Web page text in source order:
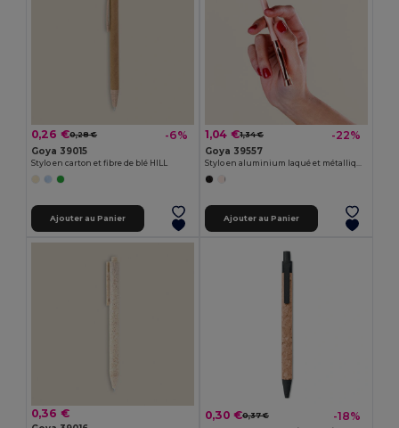
0,26 €0,28 € -6%
Goya 39015
Stylo en carton et fibre de blé HILL
Ajouter au Panier
1,04 €1,34 € -22%
Goya 39557
Stylo en aluminium laqué et métallique RICH
Ajouter au Panier
0,36 € 0,30 €0,37 € -18%